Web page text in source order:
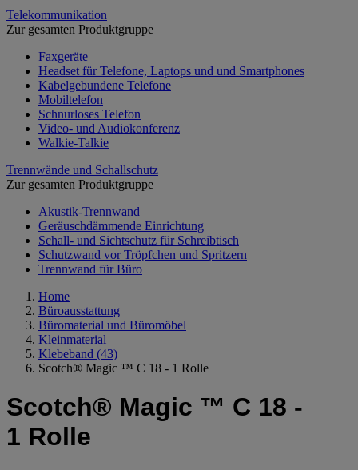
Telekommunikation
Zur gesamten Produktgruppe
Faxgeräte
Headset für Telefone, Laptops und und Smartphones
Kabelgebundene Telefone
Mobiltelefon
Schnurloses Telefon
Video- und Audiokonferenz
Walkie-Talkie
Trennwände und Schallschutz
Zur gesamten Produktgruppe
Akustik-Trennwand
Geräuschdämmende Einrichtung
Schall- und Sichtschutz für Schreibtisch
Schutzwand vor Tröpfchen und Spritzern
Trennwand für Büro
Home
Büroausstattung
Büromaterial und Büromöbel
Kleinmaterial
Klebeband (43)
Scotch® Magic ™ C 18 - 1 Rolle
Scotch® Magic ™ C 18 -
1 Rolle